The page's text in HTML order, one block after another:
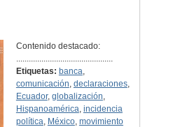
Contenido destacado:
..............................................
Etiquetas: banca,
comunicación, declaraciones,
Ecuador, globalización,
Hispanoamérica, incidencia
política, México, movimiento